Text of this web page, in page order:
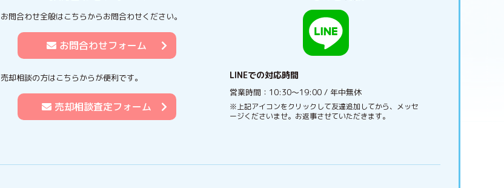
お問合わせ全般はこちらからお問合わせください。
お問合わせフォーム
売却相談の方はこちらからが便利です。
売却相談査定フォーム
LINEでの対応時間
営業時間：10:30〜19:00 / 年中無休
※上記アイコンをクリックして友達追加してから、メッセ
ージくださいませ。お返事させていただきます。